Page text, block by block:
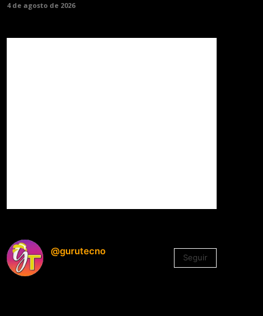
4 de agosto de 2026
@gurutecno
Seguir